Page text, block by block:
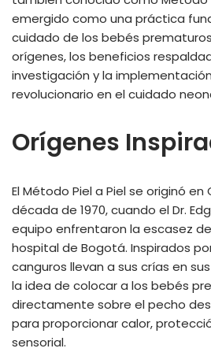
emergido como una práctica
cuidado de los bebés
orígenes, los beneficios
investigación y la
revolucionario en el cuidado
Orígenes
El Método Piel a Piel se originó
década de 1970, cuando el Dr.
equipo enfrentaron la escasez
hospital de Bogotá. Inspirados
canguros llevan a sus crías en
la idea de colocar a los bebés
directamente sobre el pecho
para proporcionar calor,
sensorial.